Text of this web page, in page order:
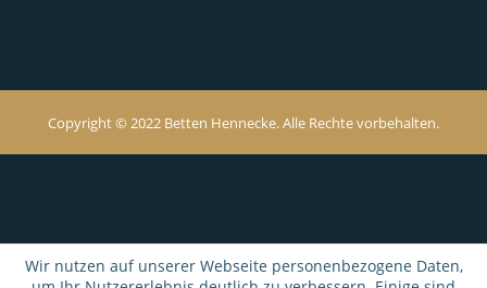
Copyright © 2022 Betten Hennecke. Alle Rechte vorbehalten.
Wir nutzen auf unserer Webseite personenbezogene Daten,